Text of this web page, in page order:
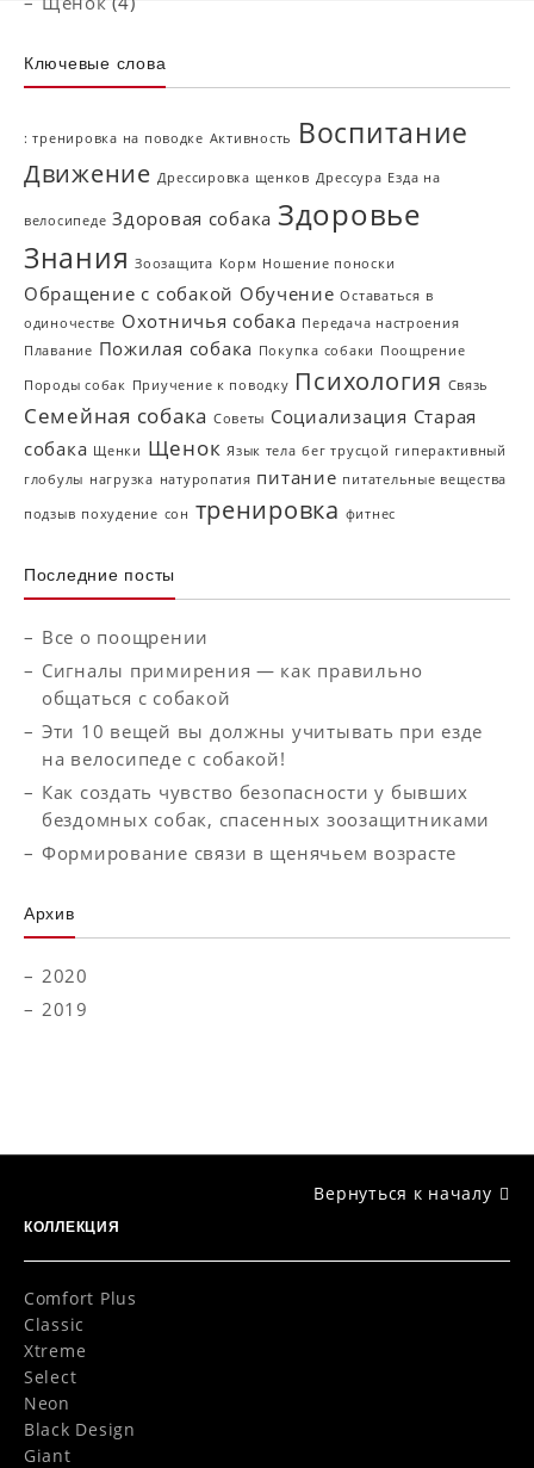
Ключевые слова
: тренировка на поводке Активность Воспитание
Движение Дрессировка щенков Дрессура Езда на
велосипеде Здоровая собака Здоровье
Знания Зоозащита Корм Ношение поноски
Обращение с собакой Обучение Оставаться в
одиночестве Охотничья собака Передача настроения
Плавание Пожилая собака Покупка собаки Поощрение
Породы собак Приучение к поводку Психология Связь
Семейная собака Советы Социализация Старая
собака Щенки Щенок Язык тела бег трусцой гиперактивный
глобулы нагрузка натуропатия питание питательные вещества
подзыв похудение сон тренировка фитнес
Последние посты
Все о поощрении
Сигналы примирения — как правильно
общаться с собакой
Эти 10 вещей вы должны учитывать при езде
на велосипеде с собакой!
Как создать чувство безопасности у бывших
бездомных собак, спасенных зоозащитниками
Формирование связи в щенячьем возрасте
Aрхив
2020
2019
Вернуться к началу
КОЛЛЕКЦИЯ
Comfort Plus
Classic
Xtreme
Select
Neon
Black Design
Giant